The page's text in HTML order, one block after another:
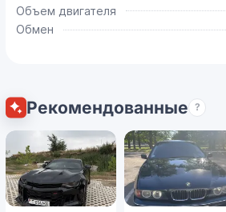
Объем двигателя
Обмен
Рекомендованные ?